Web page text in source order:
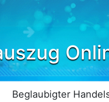
Beglaubigter